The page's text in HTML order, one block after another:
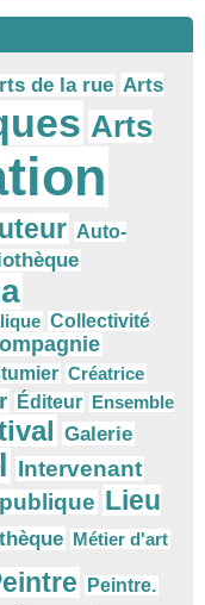
de la rue Arts
Arts
Auto-
Collectivité
Créatrice
Éditeur Ensemble
Galerie
Intervenant
Lieu
Métier d'art
Peintre.